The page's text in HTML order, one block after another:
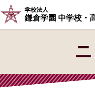
学校法人
鎌倉学園 中学校・